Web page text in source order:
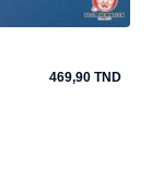
469,90 TND